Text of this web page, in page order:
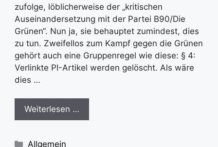
zufolge, löblicherweise der „kritischen
Auseinandersetzung mit der Partei B90/Die
Grünen“. Nun ja, sie behauptet zumindest, dies
zu tun. Zweifellos zum Kampf gegen die Grünen
gehört auch eine Gruppenregel wie diese: § 4:
Verlinkte PI-Artikel werden gelöscht. Als wäre
dies …
Weiterlesen …
Kategorien
Allgemein